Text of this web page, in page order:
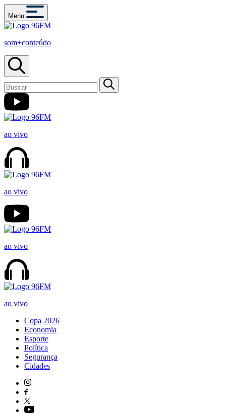
Menu
som+conteúdo
ao vivo
ao vivo
ao vivo
ao vivo
Copa 2026
Economia
Esporte
Política
Segurança
Cidades